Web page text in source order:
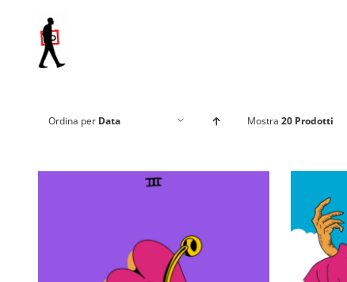
contenuto
Ordina per Data Mostra20 Prodotti